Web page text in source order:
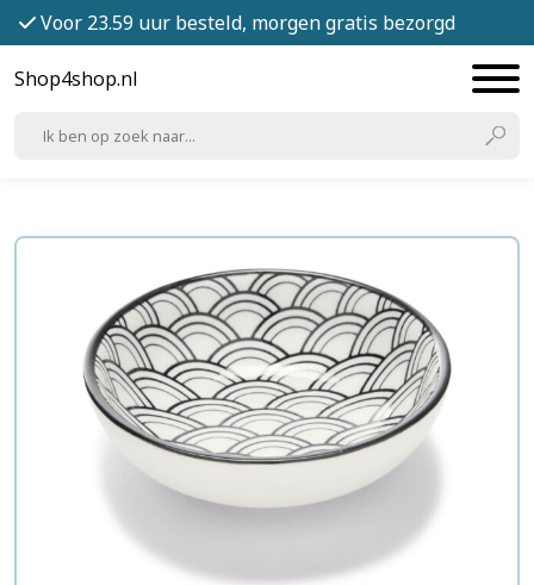
Voor 23.59 uur besteld, morgen gratis bezorgd
Shop4shop.nl